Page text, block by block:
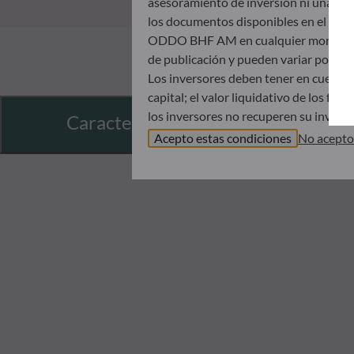
Características
los documentos disponibles en el
ODDO BHF AM en cualquier
de publicación y pueden variar
Los inversores deben tener en
capital; el valor liquidativo de los
los inversores no recuperen su
Antes de suscribir un fondo, se
indirectos que resulten del uso de
Los valores liquidativos que se
inversor. Por tanto, le
Acepto estas condiciones No